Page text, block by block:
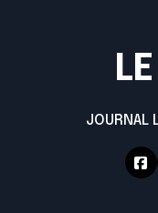
JOURNAL